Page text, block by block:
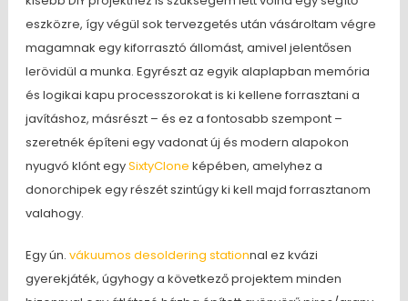
eszközre, így végül sok tervezgetés után vásároltam végre
magamnak egy kiforrasztó állomást, amivel jelentősen
lerövidül a munka. Egyrészt az egyik alaplapban memória
és logikai kapu processzorokat is ki kellene forrasztani a
javításhoz, másrészt – és ez a fontosabb szempont –
szeretnék építeni egy vadonat új és modern alapokon
nyugvó klónt egySixtyClone képében, amelyhez a
donorchipek egy részét szintúgy ki kell majd forrasztanom
valahogy.
Egy ún. vákuumos desoldering stationnal ez kvázi
gyerekjáték, úgyhogy a következő projektem minden